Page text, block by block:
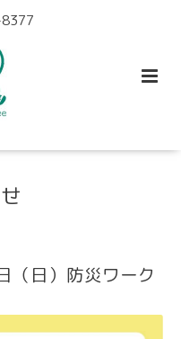
（日）防災ワーク